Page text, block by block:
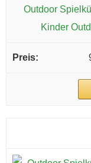
Outdoor
Kinder